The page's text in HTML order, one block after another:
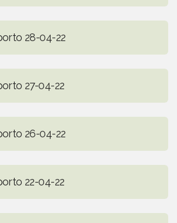
28-04-22
27-04-22
26-04-22
22-04-22